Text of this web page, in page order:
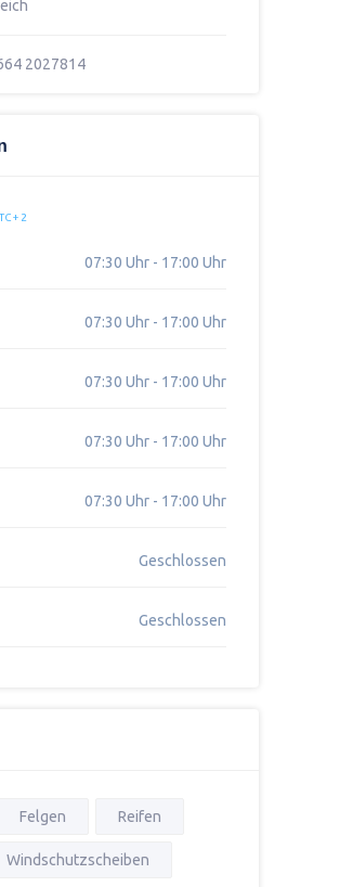
2027814
+ 2
07:30 Uhr - 17:00 Uhr
07:30 Uhr - 17:00 Uhr
07:30 Uhr - 17:00 Uhr
07:30 Uhr - 17:00 Uhr
07:30 Uhr - 17:00 Uhr
Geschlossen
Geschlossen
Felgen Reifen
Windschutzscheiben